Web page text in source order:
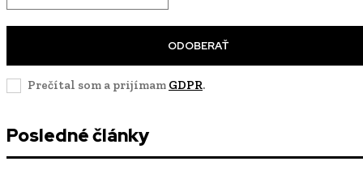
ODOBERAŤ
Prečítal som a prijímam GDPR.
Posledné články